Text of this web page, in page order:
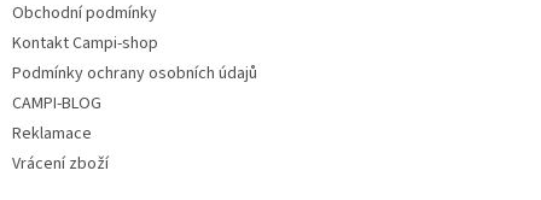
Obchodní podmínky
Kontakt Campi-shop
Podmínky ochrany osobních údajů
CAMPI-BLOG
Reklamace
Vrácení zboží